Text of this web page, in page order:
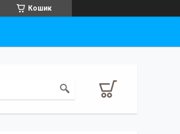
Кошик